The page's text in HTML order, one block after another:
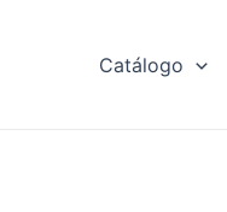
Catálogo